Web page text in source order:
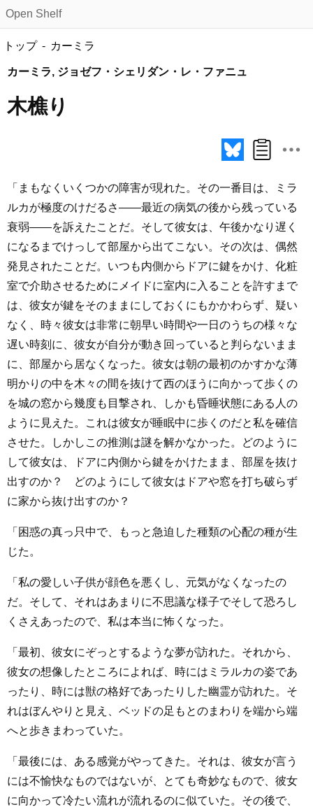
Open Shelf
トップ カーミラ
カーミラ, ジョゼフ・シェリダン・レ・ファニュ
木樵り
「まもなくいくつかの障害が現れた。その一番目は、ミラ
ルカが極度のけだるさ――最近の病気の後から残っている
衰弱――を訴えたことだ。そして彼女は、午後かなり遅く
になるまでけっして部屋から出てこない。その次は、偶然
発見されたことだ。いつも内側からドアに鍵をかけ、化粧
室で介助させるためにメイドに室内に入ることを許すまで
は、彼女が鍵をそのままにしておくにもかかわらず、疑い
なく、時々彼女は非常に朝早い時間や一日のうちの様々な
遅い時刻に、彼女が自分が動き回っていると判らないまま
に、部屋から居なくなった。彼女は朝の最初のかすかな薄
明かりの中を木々の間を抜けて西のほうに向かって歩くの
を城の窓から幾度も目撃され、しかも昏睡状態にある人の
ように見えた。これは彼女が睡眠中に歩くのだと私を確信
させた。しかしこの推測は謎を解かなかった。どのように
して彼女は、ドアに内側から鍵をかけたまま、部屋を抜け
出すのか？ どのようにして彼女はドアや窓を打ち破らず
に家から抜け出すのか？
「困惑の真っ只中で、もっと急迫した種類の心配の種が生
じた。
「私の愛しい子供が顔色を悪くし、元気がなくなったの
だ。そして、それはあまりに不思議な様子でそして恐ろし
くさえあったので、私は本当に怖くなった。
「最初、彼女にぞっとするような夢が訪れた。それから、
彼女の想像したところによれば、時にはミラルカの姿であ
ったり、時には獣の格好であったりした幽霊が訪れた。そ
れはぼんやりと見え、ベッドの足もとのまわりを端から端
へと歩きまわっていた。
「最後には、ある感覚がやってきた。それは、彼女が言う
には不愉快なものではないが、とても奇妙なもので、彼女
に向かって冷たい流れが流れるのに似ていた。その後で、